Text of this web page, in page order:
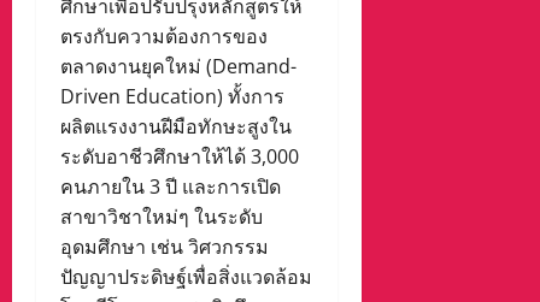
ศึกษาเพื่อปรับปรุงหลักสูตรให้
ตรงกับความต้องการของ
ตลาดงานยุคใหม่ (Demand-
Driven Education) ทั้งการ
ผลิตแรงงานฝีมือทักษะสูงใน
ระดับอาชีวศึกษาให้ได้ 3,000
คนภายใน 3 ปี และการเปิด
สาขาวิชาใหม่ๆ ในระดับ
อุดมศึกษา เช่น วิศวกรรม
ปัญญาประดิษฐ์เพื่อสิ่งแวดล้อม